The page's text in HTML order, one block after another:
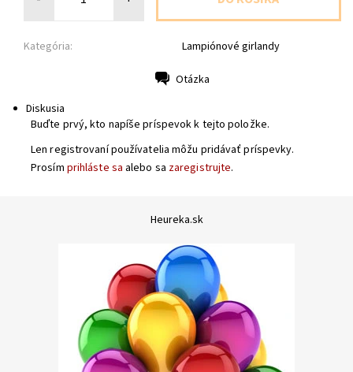
Kategória: Lampiónové girlandy
Otázka
Diskusia
Buďte prvý, kto napíše príspevok k tejto položke.
Len registrovaní používatelia môžu pridávať príspevky.
Prosím prihláste sa alebo sa zaregistrujte.
Heureka.sk